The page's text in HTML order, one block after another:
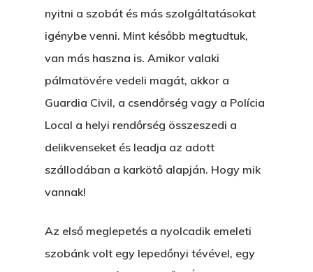
nyitni a szobát és más szolgáltatásokat
igénybe venni. Mint később megtudtuk,
van más haszna is. Amikor valaki
pálmatövére vedeli magát, akkor a
Guardia Civil, a csendőrség vagy a Polícia
Local a helyi rendőrség összeszedi a
delikvenseket és leadja az adott
szállodában a karkötő alapján. Hogy mik
vannak!
Az első meglepetés a nyolcadik emeleti
szobánk volt egy lepedőnyi tévével, egy
Bolt